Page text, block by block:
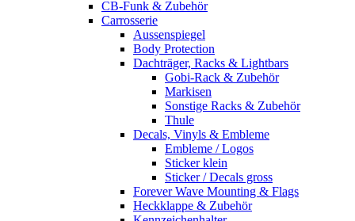
CB-Funk & Zubehör
Carrosserie
Aussenspiegel
Body Protection
Dachträger, Racks & Lightbars
Gobi-Rack & Zubehör
Markisen
Sonstige Racks & Zubehör
Thule
Decals, Vinyls & Embleme
Embleme / Logos
Sticker klein
Sticker / Decals gross
Forever Wave Mounting & Flags
Heckklappe & Zubehör